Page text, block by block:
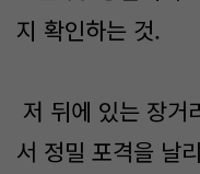
지 확인하는 것.
저 뒤에 있는 장거
서 정밀 포격을 날